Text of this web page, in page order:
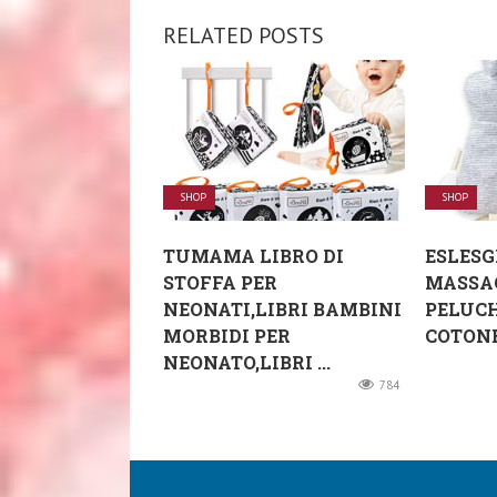
RELATED POSTS
SHOP
TUMAMA LIBRO DI
STOFFA PER
NEONATI,LIBRI BAMBINI
MORBIDI PER
NEONATO,LIBRI ...
784
SHOP